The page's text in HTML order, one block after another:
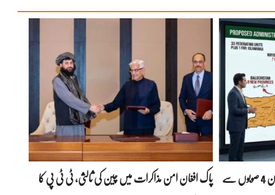
پاور راہداریوں کا سنسنی خیز ڈرافٹ: کیا پاکستان 4 صوبوں سے پاک افغان امن مذاکرات میں چین کی ثالثی، ٹی ٹی پی کا